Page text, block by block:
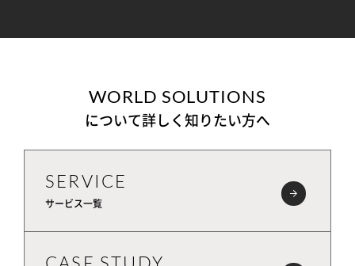
WORLD SOLUTIONS
について詳しく知りたい方へ
SERVICE
サービス一覧